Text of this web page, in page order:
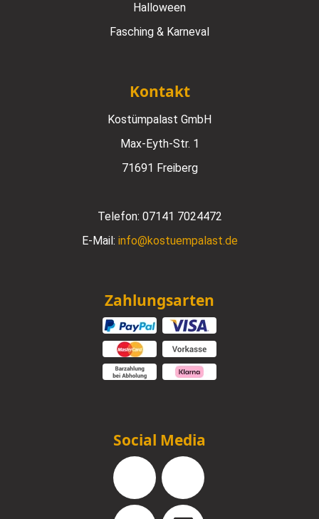
Halloween
Fasching & Karneval
Kontakt
Kostümpalast GmbH
Max-Eyth-Str. 1
71691 Freiberg
Telefon: 07141 7024472
E-Mail: info@kostuempalast.de
Zahlungsarten
Social Media
Facebook Instagram